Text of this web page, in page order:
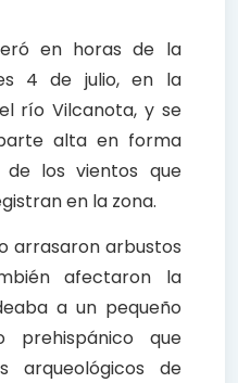
en horas de la
4 de julio, en la
río Vilcanota, y se
alta en forma
los vientos que
en la zona.
arrasaron arbustos
afectaron la
a un pequeño
prehispánico que
arqueológicos de